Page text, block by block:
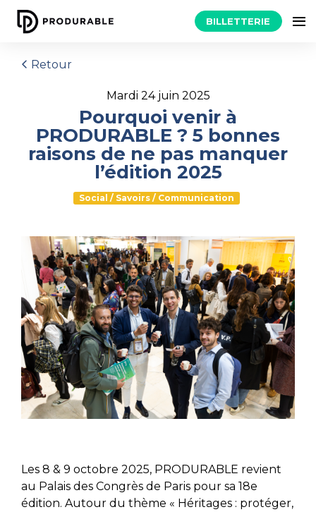
BILLETTERIE
Retour
mardi 24 juin 2025
Pourquoi venir à
PRODURABLE ? 5 bonnes
raisons de ne pas manquer
l’édition 2025
Social / Savoirs / Communication
Les 8 & 9 octobre 2025, PRODURABLE revient
au Palais des Congrès de Paris pour sa 18e
édition. Autour du thème « Héritages : protéger,